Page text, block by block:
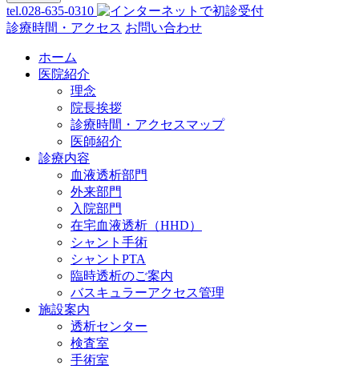
tel.028-635-0310
診療時間・アクセス お問い合わせ
ホーム
医院紹介
理念
院長挨拶
診療時間・アクセスマップ
医師紹介
診療内容
血液透析部門
外来部門
入院部門
在宅血液透析（HHD）
シャント手術
シャントPTA
臨時透析のご案内
バスキュラーアクセス管理
施設案内
透析センター
検査室
手術室